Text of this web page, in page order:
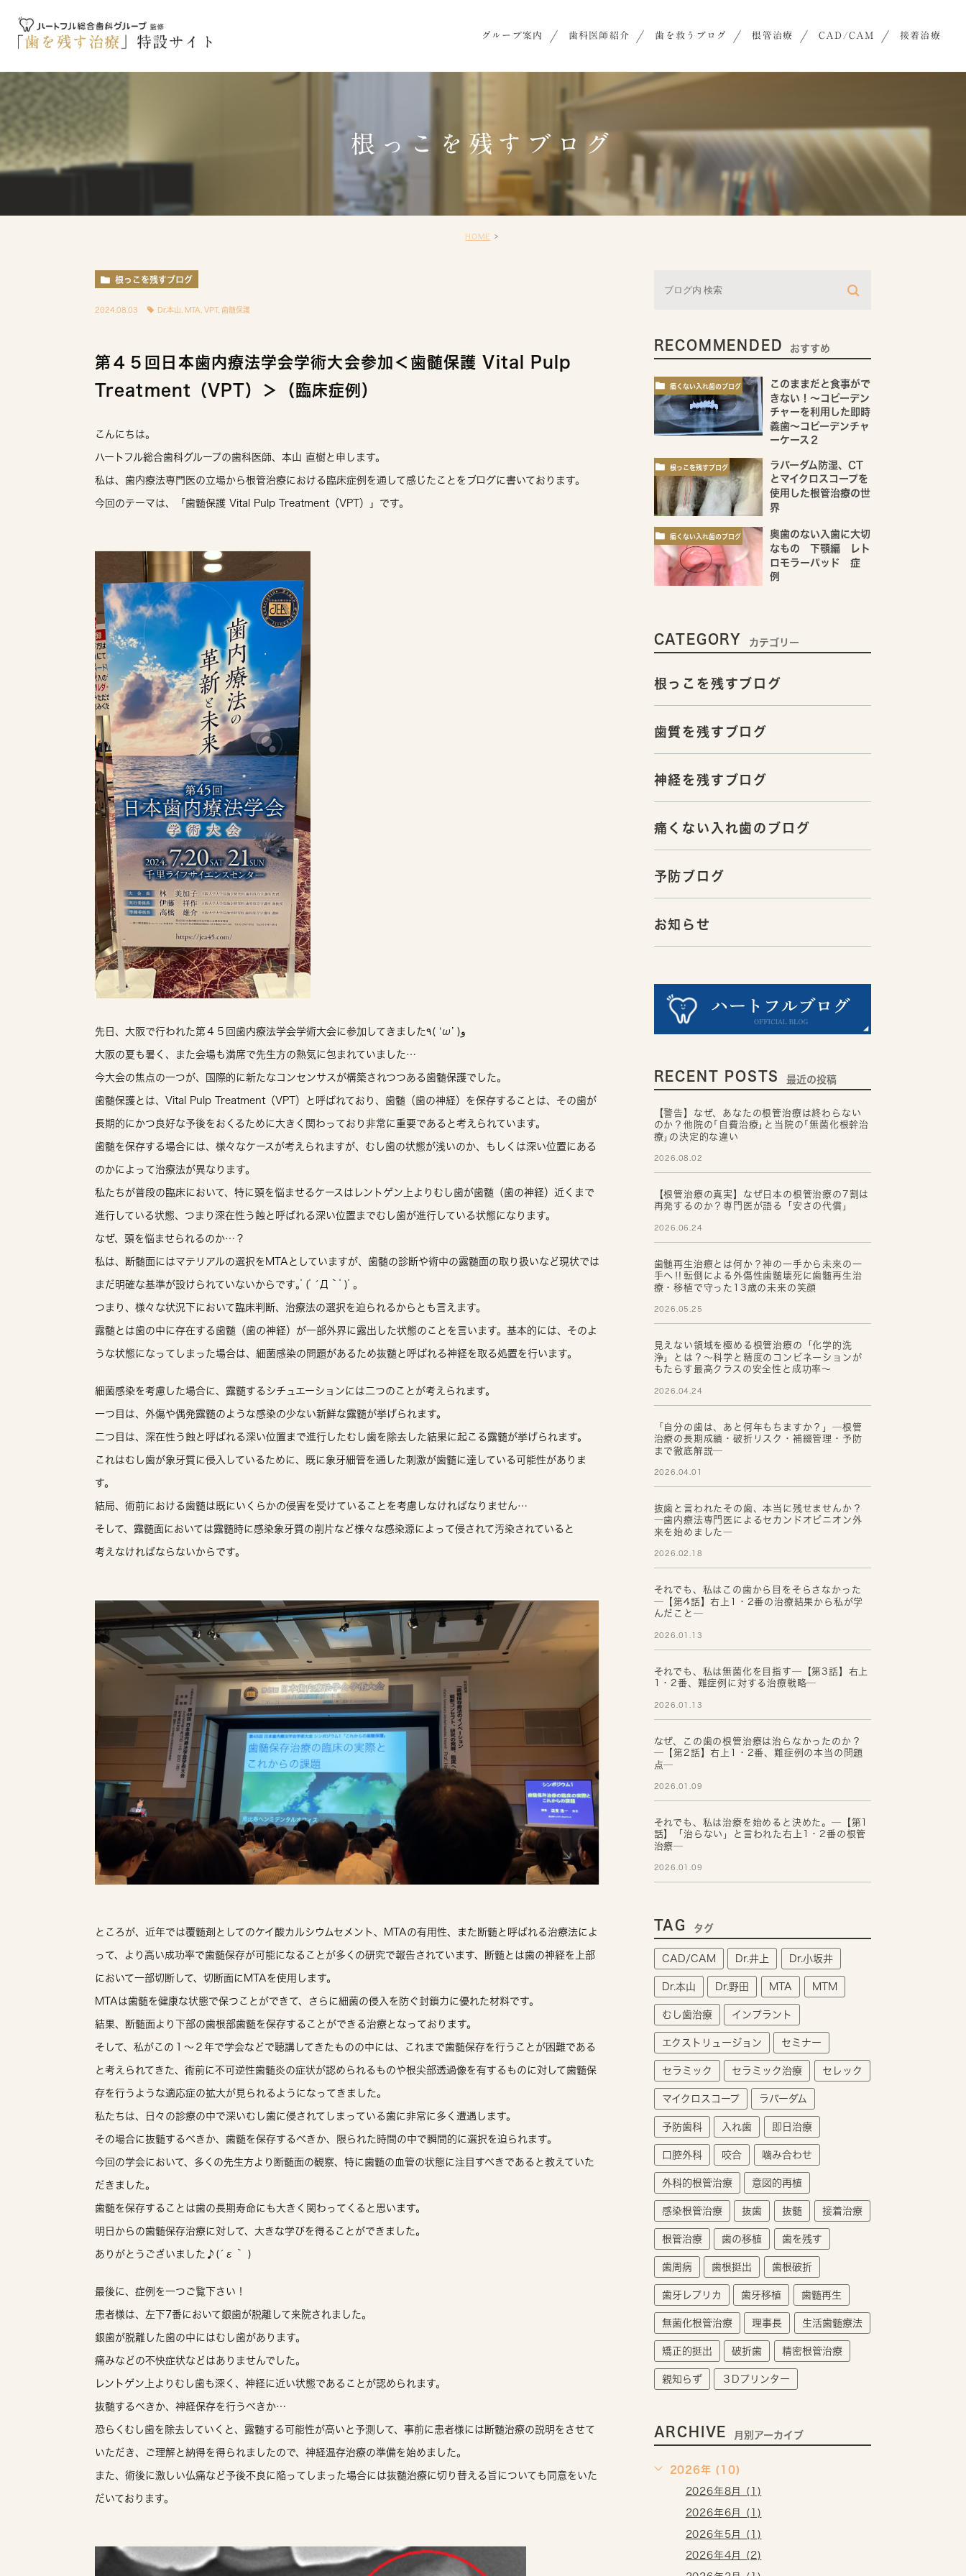
グループ案内 歯科医師紹介 歯を救うブログ 根管治療 CAD/CAM 接着治療
根っこを残すブログ
HOME
根っこを残すブログ
2024.08.03 Dr.本山 MTA VPT, 歯髄保護
第４５回日本歯内療法学会学術大会参加＜歯髄保護 Vital Pulp
Treatment（VPT）＞（臨床症例）
こんにちは。
ハートフル総合歯科グループの歯科医師、本山 直樹と申します。
私は、歯内療法専門医の立場から根管治療における臨床症例を通して感じたことをブログに書いております。
今回のテーマは、「歯髄保護 Vital Pulp Treatment（VPT）」です。
先日、大阪で行われた第４５回歯内療法学会学術大会に参加してきました٩( ‘ω’ )و
大阪の夏も暑く、また会場も満席で先生方の熱気に包まれていました…
今大会の焦点の一つが、国際的に新たなコンセンサスが構築されつつある歯髄保護でした。
歯髄保護とは、Vital Pulp Treatment（VPT）と呼ばれており、歯髄（歯の神経）を保存することは、その歯が
長期的にかつ良好な予後をおくるために大きく関わっており非常に重要であると考えられています。
歯髄を保存する場合には、様々なケースが考えられますが、むし歯の状態が浅いのか、もしくは深い位置にある
のかによって治療法が異なります。
私たちが普段の臨床において、特に頭を悩ませるケースはレントゲン上よりむし歯が歯髄（歯の神経）近くまで
進行している状態、つまり深在性う蝕と呼ばれる深い位置までむし歯が進行している状態になります。
なぜ、頭を悩ませられるのか…？
私は、断髄面にはマテリアルの選択をMTAとしていますが、歯髄の診断や術中の露髄面の取り扱いなど現状では
まだ明確な基準が設けられていないからです｡ﾟ(ﾟ´Д｀ﾟ)ﾟ｡
つまり、様々な状況下において臨床判断、治療法の選択を迫られるからとも言えます。
露髄とは歯の中に存在する歯髄（歯の神経）が一部外界に露出した状態のことを言います。基本的には、そのよ
うな状態になってしまった場合は、細菌感染の問題があるため抜髄と呼ばれる神経を取る処置を行います。
細菌感染を考慮した場合に、露髄するシチュエーションには二つのことが考えられます。
一つ目は、外傷や偶発露髄のような感染の少ない新鮮な露髄が挙げられます。
二つ目は、深在性う蝕と呼ばれる深い位置まで進行したむし歯を除去した結果に起こる露髄が挙げられます。
これはむし歯が象牙質に侵入しているために、既に象牙細管を通した刺激が歯髄に達している可能性がありま
す。
結局、術前における歯髄は既にいくらかの侵害を受けていることを考慮しなければなりません…
そして、露髄面においては露髄時に感染象牙質の削片など様々な感染源によって侵されて汚染されていると
考えなければならないからです。
ところが、近年では覆髄剤としてのケイ酸カルシウムセメント、MTAの有用性、また断髄と呼ばれる治療法によ
って、より高い成功率で歯髄保存が可能になることが多くの研究で報告されています、断髄とは歯の神経を上部
において一部切断して、切断面にMTAを使用します。
MTAは歯髄を健康な状態で保つことができて、さらに細菌の侵入を防ぐ封鎖力に優れた材料です。
結果、断髄面より下部の歯根部歯髄を保存することができる治療となっております。
そして、私がこの１～２年で学会などで聴講してきたものの中には、これまで歯髄保存を行うことが困難である
と考えられてきた、術前に不可逆性歯髄炎の症状が認められるものや根尖部透過像を有するものに対して歯髄保
存を行うような適応症の拡大が見られるようになってきました。
私たちは、日々の診療の中で深いむし歯に侵されてしまっている歯に非常に多く遭遇します。
その場合に抜髄するべきか、歯髄を保存するべきか、限られた時間の中で瞬間的に選択を迫られます。
今回の学会において、多くの先生方より断髄面の観察、特に歯髄の血管の状態に注目すべきであると教えていた
だきました。
歯髄を保存することは歯の長期寿命にも大きく関わってくると思います。
明日からの歯髄保存治療に対して、大きな学びを得ることができました。
ありがとうございました♪(´ε｀ )
最後に、症例を一つご覧下さい！
患者様は、左下7番において銀歯が脱離して来院されました。
銀歯が脱離した歯の中にはむし歯があります。
痛みなどの不快症状などはありませんでした。
レントゲン上よりむし歯も深く、神経に近い状態であることが認められます。
抜髄するべきか、神経保存を行うべきか…
恐らくむし歯を除去していくと、露髄する可能性が高いと予測して、事前に患者様には断髄治療の説明をさせて
いただき、ご理解と納得を得られましたので、神経温存治療の準備を始めました。
また、術後に激しい仏痛など予後不良に陥ってしまった場合には抜髄治療に切り替える旨についても同意をいた
だいております。
RECOMMENDED おすすめ
痛くない入れ歯のブログ
このままだと食事がで
きない！～コピーデン
チャーを利用した即時
義歯～コピーデンチャ
ーケース２
根っこを残すブログ
ラバーダム防湿、CT
とマイクロスコープを
使用した根管治療の世
界
痛くない入れ歯のブログ
奥歯のない入歯に大切
なもの 下顎編 レト
ロモラーパッド 症
例
CATEGORY カテゴリー
根っこを残すブログ
歯質を残すブログ
神経を残すブログ
痛くない入れ歯のブログ
予防ブログ
お知らせ
RECENT POSTS 最近の投稿
【警告】なぜ、あなたの根管治療は終わらない
のか？他院の｢自費治療｣と当院の｢無菌化根幹治
療｣の決定的な違い
2026.08.02
【根管治療の真実】なぜ日本の根管治療の7割は
再発するのか？専門医が語る「安さの代償」
2026.06.24
歯髄再生治療とは何か？神の一手から未来の一
手へ‼転倒による外傷性歯髄壊死に歯髄再生治
療・移植で守った13歳の未来の笑顔
2026.05.25
見えない領域を極める根管治療の「化学的洗
浄」とは？～科学と精度のコンビネーションが
もたらす最高クラスの安全性と成功率～
2026.04.24
「自分の歯は、あと何年もちますか？」─根管
治療の長期成績・破折リスク・補綴管理・予防
まで徹底解説─
2026.04.01
抜歯と言われたその歯、本当に残せませんか？
―歯内療法専門医によるセカンドオピニオン外
来を始めました―
2026.02.18
それでも、私はこの歯から目をそらさなかった
─【第4話】右上1・2番の治療結果から私が学
んだこと─
2026.01.13
それでも、私は無菌化を目指す─【第3話】右上
1・2番、難症例に対する治療戦略─
2026.01.13
なぜ、この歯の根管治療は治らなかったのか？
─【第2話】右上1・2番、難症例の本当の問題
点─
2026.01.09
それでも、私は治療を始めると決めた。─【第1
話】「治らない」と言われた右上1・2番の根管
治療─
2026.01.09
TAG タグ
CAD/CAM Dr.井上 Dr.小坂井
Dr.本山 Dr.野田 MTA MTM
むし歯治療 インプラント
エクストリュージョン セミナー
セラミック セラミック治療 セレック
マイクロスコープ ラバーダム
予防歯科 入れ歯 即日治療
口腔外科 咬合 噛み合わせ
外科的根管治療 意図的再植
感染根管治療 抜歯 抜髄 接着治療
根管治療 歯の移植 歯を残す
歯周病 歯根挺出 歯根破折
歯牙レプリカ 歯牙移植 歯髄再生
無菌化根管治療 理事長 生活歯髄療法
矯正的挺出 破折歯 精密根管治療
親知らず ３Dプリンター
ARCHIVE 月別アーカイブ
2026年 (10)
2026年8月 (1)
2026年6月 (1)
2026年5月 (1)
2026年4月 (2)